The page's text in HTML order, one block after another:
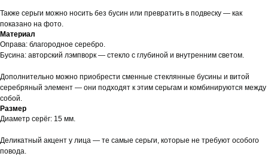
Также серьги можно носить без бусин или превратить в подвеску — как
показано на фото.
Материал
Оправа: благородное серебро.
Бусина: авторский лэмпворк — стекло с глубиной и внутренним светом.
Дополнительно можно приобрести сменные стеклянные бусины и витой
серебряный элемент — они подходят к этим серьгам и комбинируются между
собой.
Размер
Диаметр серёг: 15 мм.
Деликатный акцент у лица — те самые серьги, которые не требуют особого
повода.